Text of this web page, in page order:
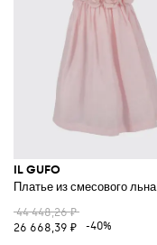
IL GUFO
Платье из смесового льна
44 448,26 ₽
26 668,39 ₽
-40%